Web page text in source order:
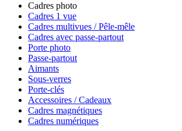
Cadres photo
Cadres 1 vue
Cadres multivues / Pêle-mêle
Cadres avec passe-partout
Porte photo
Passe-partout
Aimants
Sous-verres
Porte-clés
Accessoires / Cadeaux
Cadres magnétiques
Cadres numériques